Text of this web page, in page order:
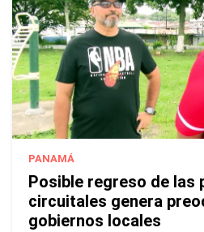
PANAMÁ
Posible regreso de las
circuitales genera
gobiernos locales